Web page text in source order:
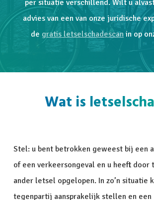
per situatie verschillend. Wilt u
advies van een van onze juridische
de gratis letselschadescanin op
Wat is
Stel: u bent betrokken geweest bij een
of een verkeersongeval en u heeft door
ander letsel opgelopen. In zo’n situatie
tegenpartij aansprakelijk stellen en een